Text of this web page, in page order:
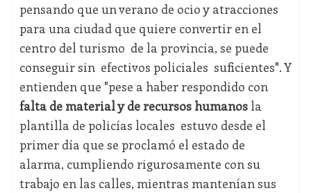
pensando que un verano de ocio y atracciones
para una ciudad que quiere convertir en el
centro del turismo de la provincia, se puede
conseguir sin efectivos policiales suficientes". Y
entienden que "pese a haber respondido con
falta de material y de recursos humanosla
plantilla de policías locales estuvo desde el
primer día que se proclamó el estado de
alarma, cumpliendo rigurosamente con su
trabajo en las calles, mientras mantenían sus